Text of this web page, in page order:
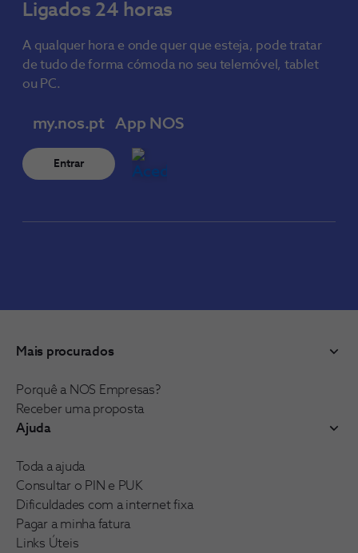
Ligados 24 horas
A qualquer hora e onde quer que esteja, pode tratar
de tudo de forma cómoda no seu telemóvel, tablet
ou PC.
my.nos.pt
Entrar
App NOS
Mais procurados
Porquê a NOS Empresas?
Receber uma proposta
Ajuda
Toda a ajuda
Consultar o PIN e PUK
Dificuldades com a internet fixa
Pagar a minha fatura
Links Úteis